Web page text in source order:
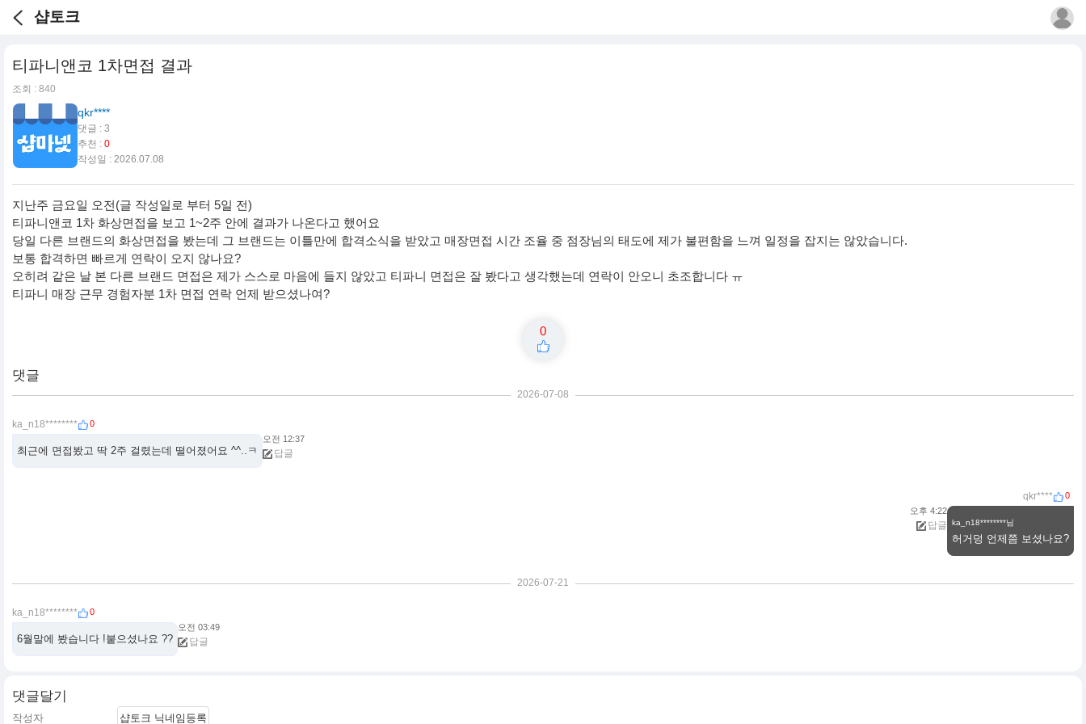
샵토크
티파니앤코 1차면접 결과
조회 : 840
qkr****
댓글 : 3
추천 : 0
작성일 : 2026.07.08
지난주 금요일 오전(글 작성일로 부터 5일 전)
티파니앤코 1차 화상면접을 보고 1~2주 안에 결과가 나온다고 했어요
당일 다른 브랜드의 화상면접을 봤는데 그 브랜드는 이틀만에 합격소식을 받았고 매장면접 시간 조율 중 점장님의 태도에 제가 불편함을 느껴 일정을 잡지는 않았습니다.
보통 합격하면 빠르게 연락이 오지 않나요?
오히려 같은 날 본 다른 브랜드 면접은 제가 스스로 마음에 들지 않았고 티파니 면접은 잘 봤다고 생각했는데 연락이 안오니 초조합니다 ㅠ
티파니 매장 근무 경험자분 1차 면접 연락 언제 받으셨나여?
0
댓글
2026-07-08
ka_n18******** 0
최근에 면접봤고 딱 2주 걸렸는데 떨어졌어요 ^^..ㅋ
오전 12:37
답글
qkr**** 0
ka_n18********님
허거덩 언제쯤 보셨나요?
오후 4:22
답글
2026-07-21
ka_n18******** 0
6월말에 봤습니다 !붙으셨나요 ??
오전 03:49
답글
댓글달기
샵토크 닉네임등록